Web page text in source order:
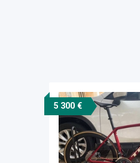
5 300 €